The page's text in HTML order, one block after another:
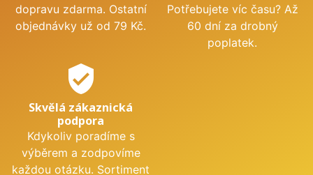
dopravu zdarma. Ostatní
objednávky už od 79 Kč.
Potřebujete víc času? Až
60 dní za drobný
poplatek.
verified_user
Skvělá zákaznická
podpora
Kdykoliv poradíme s
výběrem a zodpovíme
každou otázku. Sortiment